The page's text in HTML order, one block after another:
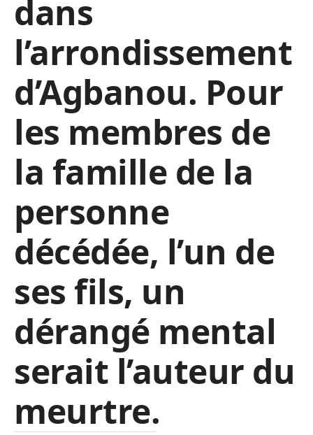
dans
l’arrondissement
d’Agbanou. Pour
les membres de
la famille de la
personne
décédée, l’un de
ses fils, un
dérangé mental
serait l’auteur du
meurtre.